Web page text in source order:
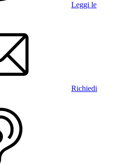
Leggi le
Richiedi